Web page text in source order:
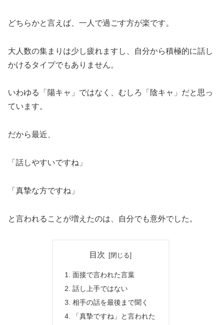
どちらかと言えば、一人で過ごす方が楽です。
大人数の集まりは少し疲れますし、自分から積極的に話し
かけるタイプでもありません。
いわゆる「陽キャ」ではなく、むしろ「陰キャ」だと思っ
ています。
だから最近、
「話しやすいですね」
「真摯な方ですね」
と言われることが増えたのは、自分でも意外でした。
目次
面接で言われた言葉
話し上手ではない
相手の話を最後まで聞く
「真摯ですね」と言われた